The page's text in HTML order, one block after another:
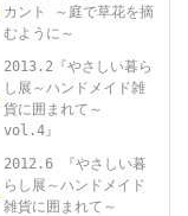
カント ～庭で草花を摘
むように～
2013.2『やさしい暮ら
し展～ハンドメイド雑
貨に囲まれて～
vol.4』
2012.6 『やさしい暮
らし展～ハンドメイド
雑貨に囲まれて～